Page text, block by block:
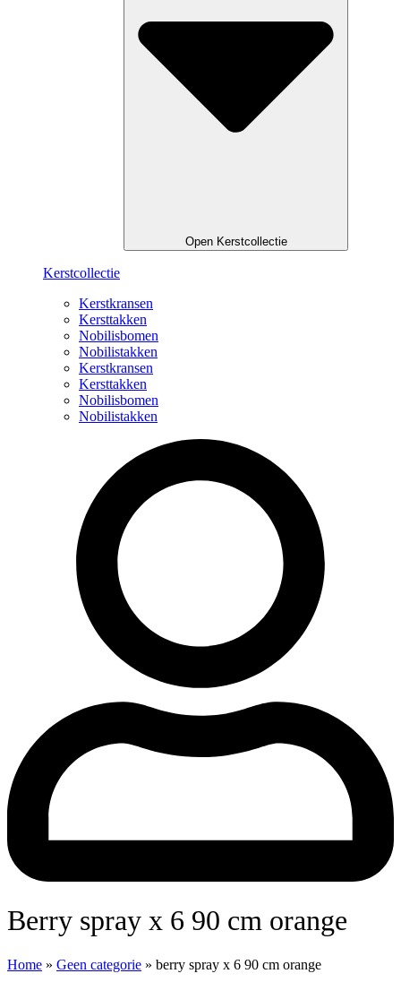
Open Kerstcollectie
Kerstcollectie
Kerstkransen
Kersttakken
Nobilisbomen
Nobilistakken
Kerstkransen
Kersttakken
Nobilisbomen
Nobilistakken
berry spray x 6 90 cm orange
Home » Geen categorie » berry spray x 6 90 cm orange